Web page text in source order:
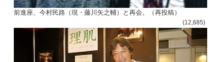
前進座、今村民路（現・藤川矢之輔）と再会。（再投稿）
(12,685)